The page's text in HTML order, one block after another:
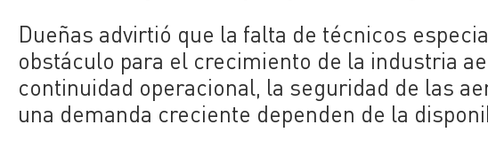
Dueñas advirtió que la falta de técnicos
obstáculo para el crecimiento de la industria
continuidad operacional, la seguridad de las
una demanda creciente dependen de la